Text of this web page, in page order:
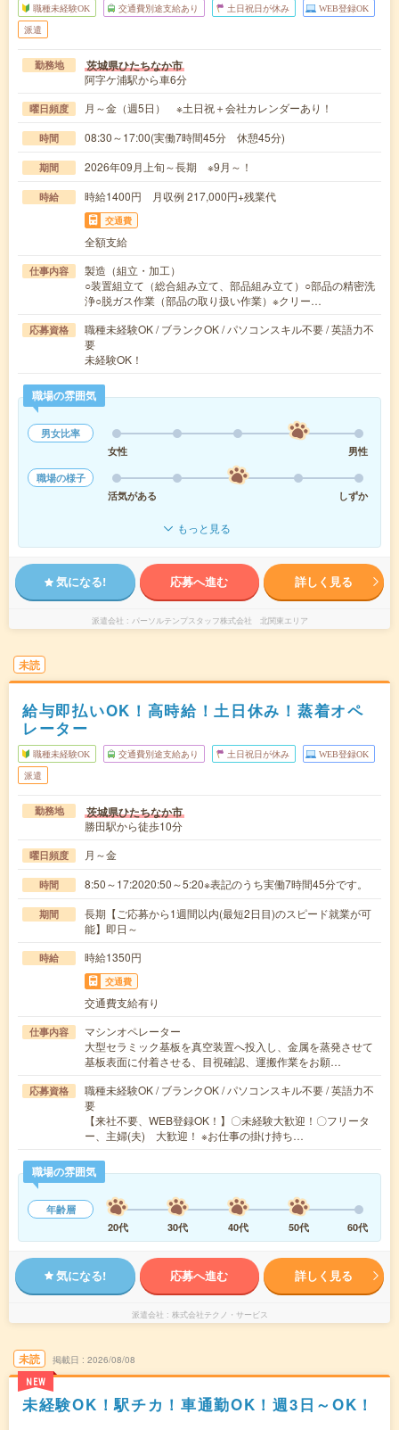
職種未経験OK 交通費別途支給あり 土日祝日が休み WEB登録OK
派遣
勤務地 茨城県ひたちなか市
阿字ケ浦駅から車6分
曜日頻度 月～金（週5日） ※土日祝＋会社カレンダーあり！
時間 08:30～17:00(実働7時間45分 休憩45分)
期間 2026年09月上旬～長期 ※9月～！
時給 時給1400円 月収例 217,000円+残業代
交通費
全額支給
仕事内容
製造（組立・加工）
○装置組立て（総合組み立て、部品組み立て）○部品の精密洗
浄○脱ガス作業（部品の取り扱い作業）※クリー…
応募資格
職種未経験OK / ブランクOK / パソコンスキル不要 / 英語力不
要
未経験OK！
職場の雰囲気
男女比率
女性
男性
職場の様子
活気がある
しずか
もっと見る
気になる! 応募へ進む 詳しく見る
派遣会社 パーソルテンプスタッフ株式会社 北関東エリア
未読
給与即払いOK！高時給！土日休み！蒸着オペ
レーター
職種未経験OK 交通費別途支給あり 土日祝日が休み WEB登録OK
派遣
勤務地 茨城県ひたちなか市
勝田駅から徒歩10分
曜日頻度 月～金
時間 8:50～17:2020:50～5:20※表記のうち実働7時間45分です。
期間
長期【ご応募から1週間以内(最短2日目)のスピード就業が可
能】即日～
時給 時給1350円
交通費
交通費支給有り
仕事内容
マシンオペレーター
大型セラミック基板を真空装置へ投入し、金属を蒸発させて
基板表面に付着させる、目視確認、運搬作業をお願…
応募資格
職種未経験OK / ブランクOK / パソコンスキル不要 / 英語力不
要
【来社不要、WEB登録OK！】〇未経験大歓迎！〇フリータ
ー、主婦(夫) 大歓迎！ ※お仕事の掛け持ち…
職場の雰囲気
年齢層
20代
30代 40代 50代 60代
気になる! 応募へ進む 詳しく見る
派遣会社 株式会社テクノ・サービス
未読
NEW
掲載日 2026/08/08
未経験OK！駅チカ！車通勤OK！週3日～OK！